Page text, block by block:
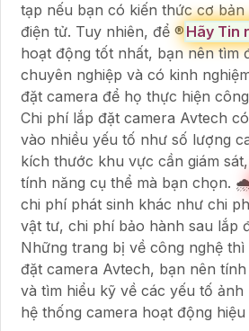
tạp nếu bạn có kiến thức cơ bản
điện tử. Tuy nhiên, để ®️ Hãy Tin
hoạt động tốt nhất, bạn nên tìm
chuyên nghiệp và có kinh
đặt camera để họ thực hiện
Chi phí lắp đặt camera Avtech
vào nhiều yếu tố như số lượng
kích thước khu vực cần giám
tính năng cụ thể mà bạn chọn.
chi phí phát sinh khác như chi
vật tư, chi phí bảo hành sau lắp
Những trang bị về công nghệ
đặt camera Avtech, bạn nên
và tìm hiểu kỹ về các yếu tố
hệ thống camera hoạt động